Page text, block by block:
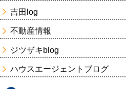
吉田log
不動産情報
ジツザキblog
ハウスエージェントブログ